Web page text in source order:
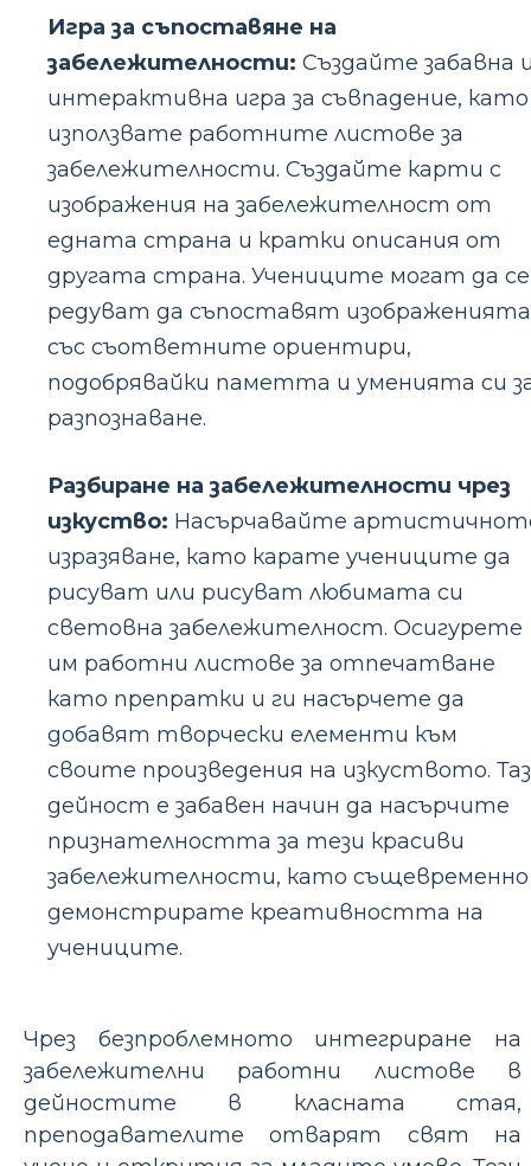
Игра за съпоставяне на
забележителности: Създайте забавна
интерактивна игра за съвпадение, като
използвате работните листове за
забележителности. Създайте карти с
изображения на забележителност от
едната страна и кратки описания от
другата страна. Учениците могат да се
редуват да съпоставят изображенията
със съответните ориентири,
подобрявайки паметта и уменията си
разпознаване.
Разбиране на забележителности чрез
изкуство: Насърчавайте
изразяване, като карате учениците да
рисуват или рисуват любимата си
световна забележителност. Осигурете
им работни листове за отпечатване
като препратки и ги насърчете да
добавят творчески елементи към
своите произведения на изкуството.
дейност е забавен начин да насърчите
признателността за тези красиви
забележителности, като същевременно
демонстрирате креативността на
учениците.
Чрез безпроблемното интегриране на
забележителни работни листове в
дейностите в класната стая,
преподавателите отварят свят на